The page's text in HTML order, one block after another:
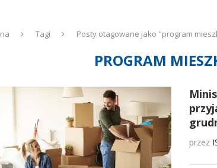
Tagi Posty otagowane jako "program
PROGRAM
przez